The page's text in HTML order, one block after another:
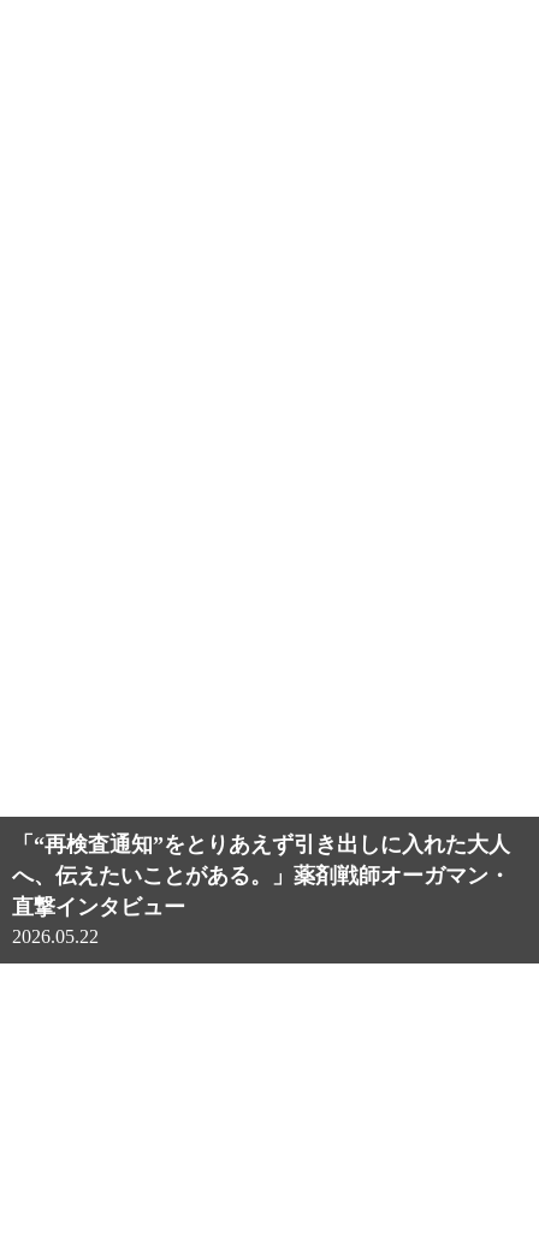
「“再検査通知”をとりあえず引き出しに入れた大人
へ、伝えたいことがある。」薬剤戦師オーガマン・
直撃インタビュー
2026.05.22